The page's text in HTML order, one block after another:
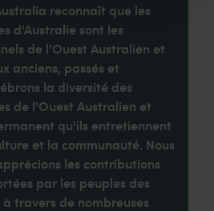
reconnaît que les
d'Australie sont les
de l'Ouest Australien et
anciens, passés et
la diversité des
de l'Ouest Australien et
qu'ils entretiennent
et la communauté. Nous
les contributions
par les peuples des
travers de nombreuses